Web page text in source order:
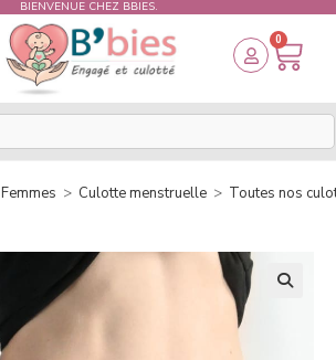
BIENVENUE CHEZ BBIES.
0
Femmes > Culotte menstruelle > Toutes nos